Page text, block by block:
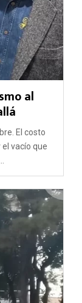
al
El costo
vacío que